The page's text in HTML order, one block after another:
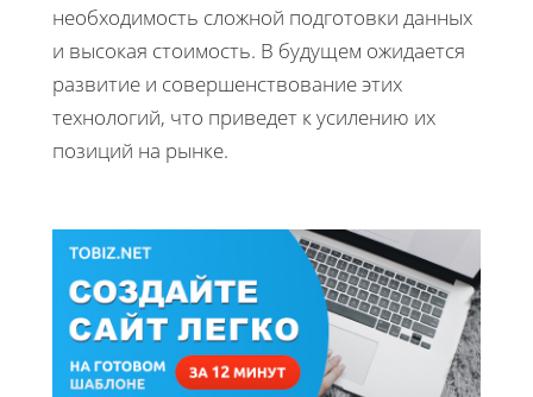
необходимость сложной подготовки данных
и высокая стоимость. В будущем ожидается
развитие и совершенствование этих
технологий, что приведет к усилению их
позиций на рынке.